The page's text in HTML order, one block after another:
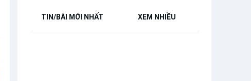
TIN/BÀI MỚI NHẤT XEM NHIỀU